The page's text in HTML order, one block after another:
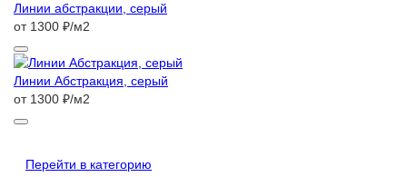
Линии абстракции, серый
от 1300 ₽/м2
Линии Абстракция, серый
от 1300 ₽/м2
Перейти в категорию